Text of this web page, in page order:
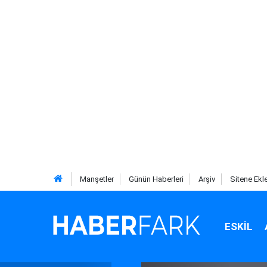
Manşetler Günün Haberleri Arşiv Sitene
ESKIL